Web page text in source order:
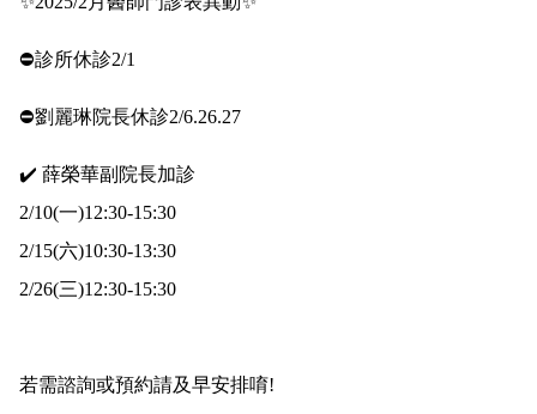
⛔️診所休診2/1
⛔️劉麗琳院長休診2/6.26.27
✔️ 薛榮華副院長加診
2/10(一)12:30-15:30
2/15(六)10:30-13:30
2/26(三)12:30-15:30
若需諮詢或預約請及早安排唷!